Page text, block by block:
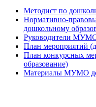
Методист по
Нормативно-
дошкольному
Руководители МУМО
План мероприятий
План конкурсных
образование)
Материалы МУМО